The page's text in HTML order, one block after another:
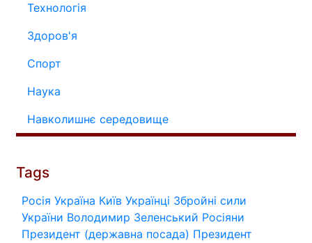
Технологія
Здоров'я
Спорт
Наука
Навколишнє середовище
Tags
Росія Україна Київ Українці Збройні сили
України Володимир Зеленський Росіяни
Президент (державна посада) Президент